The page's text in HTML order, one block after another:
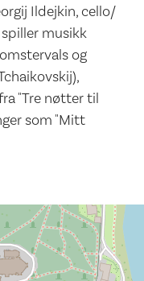
Ildejkin, cello/
musikk
og
"Tre nøtter til
som "Mitt